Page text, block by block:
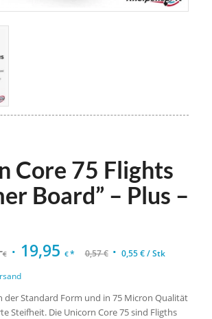
Core 75 Flights
Board” – Plus –
€ 19,95 €* 0,57€ 0,55€/Stk
der Standard Form und in 75 Micron Qualität
Steifheit. Die Unicorn Core 75 sind Fligths